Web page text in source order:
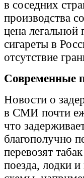
в соседних
производства
цена
сигареты в
отсутствие
Современные
Новости о
в СМИ почти
что
благополучно
перевозят
поезда, лодки